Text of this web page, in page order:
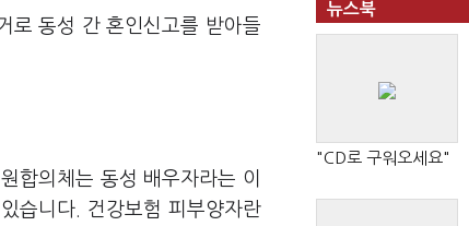
로 동성 간 혼인신고를 받아들
합의체는 동성 배우자라는 이
습니다. 건강보험 피부양자란
뉴스북
"CD로 구워오세요"